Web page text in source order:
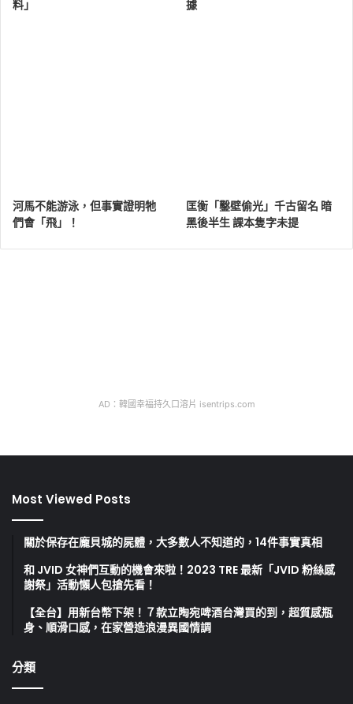
料」 據
河馬不能游泳，但事實證明牠
們會「飛」！
匡衡「鑿壁偷光」千古留名 暗
黑後半生 課本隻字未提
AD：韓國幸福持久口溶片 isentrips.com
Most Viewed Posts
關於保存在龐貝城的屍體，大多數人不知道的，14件事實真相
和 JVID 女神們互動的機會來啦！2023 TRE 最新「JVID 粉絲感
謝祭」活動懶人包搶先看！
【全台】用新台幣下架！７款立陶宛啤酒台灣買的到，超質感瓶
身、順滑口感，在家營造浪漫異國情調
分類